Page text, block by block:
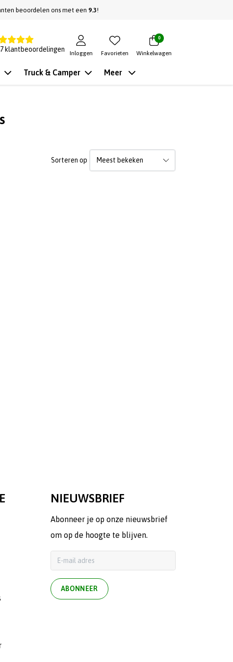
beoordelen ons met een 9.3!
klantbeoordelingen
Inloggen Favorieten
0
Winkelwagen
Truck & Camper Meer
Sorteren op
NIEUWSBRIEF
Abonneer je op onze nieuwsbrief
om op de hoogte te blijven.
ABONNEER